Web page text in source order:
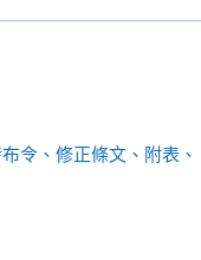
令、修正條文、附表、